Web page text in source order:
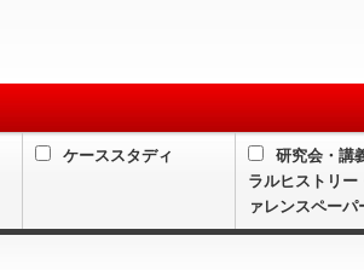
ケーススタディ
研究会・講
ラルヒストリー
ァレンスペーパ